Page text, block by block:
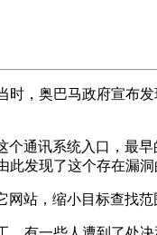
，奥巴马政府宣布
通讯系统入口，最
发现了这个存在漏
网站，缩小目标查找